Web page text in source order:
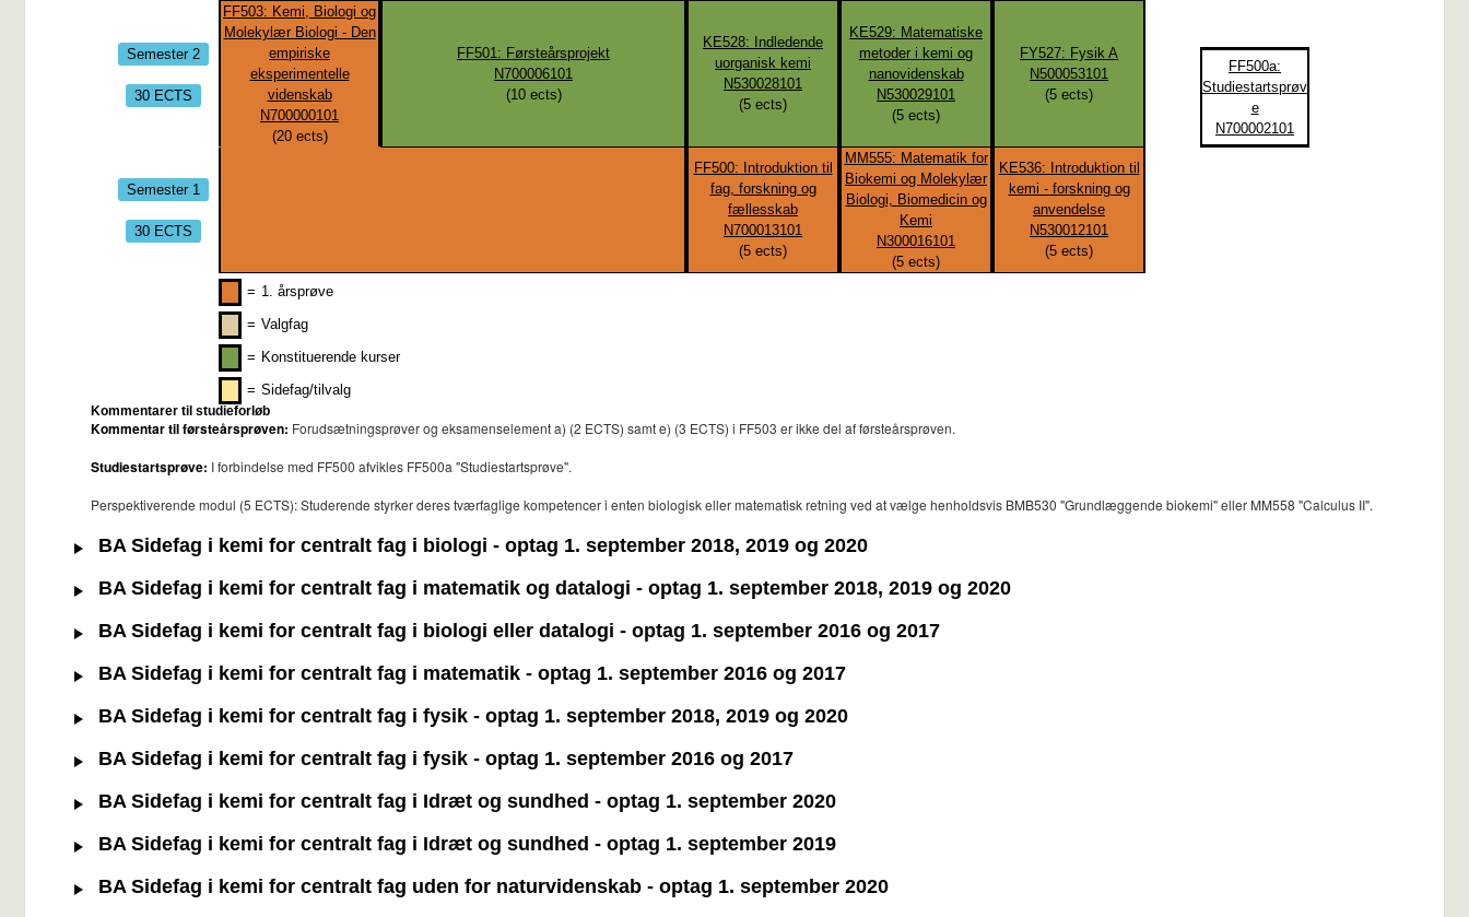
Semester 2
30 ECTS
FF503: Kemi, Biologi og
Molekylær Biologi - Den
empiriske
eksperimentelle
videnskab
N700000101
(20ects)
FF501: Førsteårsprojekt
N700006101
(10ects)
KE528: Indledende
uorganisk kemi
N530028101
(5 ects)
KE529: Matematiske
metoder i kemi og
nanovidenskab
N530029101
(5 ects)
FY527: Fysik A
N500053101
(5 ects)
Semester 1
30 ECTS
FF500: Introduktion til
fag, forskning og
fællesskab
N700013101
(5 ects)
MM555: Matematik for
Biokemi og Molekylær
Biologi, Biomedicin og
Kemi
N300016101
(5 ects)
KE536: Introduktion til
kemi - forskning og
anvendelse
N530012101
(5 ects)
= 1. årsprøve
= Valgfag
= Konstituerende kurser
= Sidefag/tilvalg
FF500a:
Studiestartsprøv
e
N700002101
Kommentarer til studieforløb
Kommentar til førsteårsprøven: Forudsætningsprøver og eksamenselement a) (2 ECTS) samt e) (3 ECTS) i FF503 er ikke del af førsteårsprøven.
Studiestartsprøve: I forbindelse med FF500 afvikles FF500a "Studiestartsprøve".
Perspektiverende modul (5 ECTS): Studerende styrker deres tværfaglige kompetencer i enten biologisk eller matematisk retning ved at vælge henholdsvis BMB530 "Grundlæggende biokemi" eller MM558 "Calculus II".
BA Sidefag i kemi for centralt fag i biologi - optag 1. september 2018, 2019 og 2020
BA Sidefag i kemi for centralt fag i matematik og datalogi - optag 1. september 2018, 2019 og 2020
BA Sidefag i kemi for centralt fag i biologi eller datalogi - optag 1. september 2016 og 2017
BA Sidefag i kemi for centralt fag i matematik - optag 1. september 2016 og 2017
BA Sidefag i kemi for centralt fag i fysik - optag 1. september 2018, 2019 og 2020
BA Sidefag i kemi for centralt fag i fysik - optag 1. september 2016 og 2017
BA Sidefag i kemi for centralt fag i Idræt og sundhed - optag 1. september 2020
BA Sidefag i kemi for centralt fag i Idræt og sundhed - optag 1. september 2019
BA Sidefag i kemi for centralt fag uden for naturvidenskab - optag 1. september 2020